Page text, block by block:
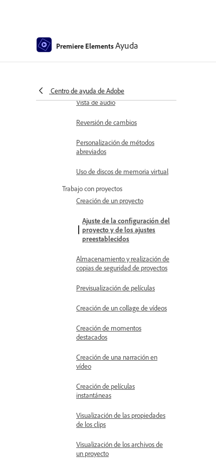
Premiere ElementsAyuda
Centro de ayuda de Adobe
Vista de audio
Reversión de cambios
Personalización de métodos
abreviados
Uso de discos de memoria virtual
Trabajo con proyectos
Creación de un proyecto
Ajuste de la configuración del
proyecto y de los ajustes
preestablecidos
Almacenamiento y realización de
copias de seguridad de proyectos
Previsualización de películas
Creación de un collage de vídeos
Creación de momentos
destacados
Creación de una narración en
vídeo
Creación de películas
instantáneas
Visualización de las propiedades
de los clips
Visualización de los archivos de
un proyecto